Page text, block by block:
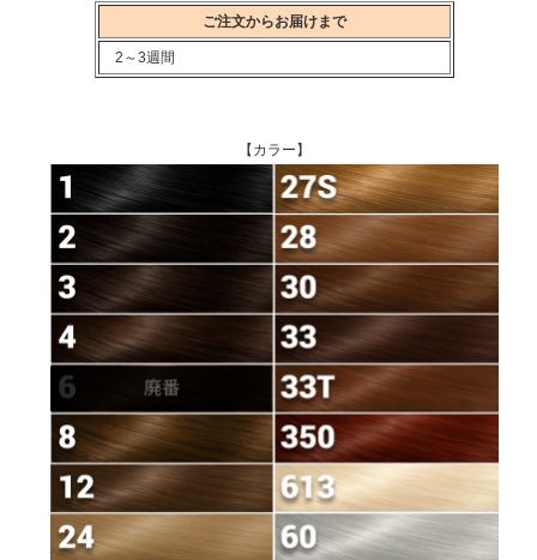
ご注文からお届けまで
2～3週間
【カラー】